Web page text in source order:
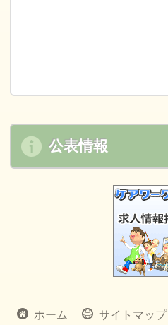
公表情報
ホーム サイトマップ